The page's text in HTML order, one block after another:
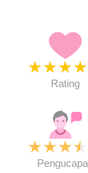
★★★★
Rating
★★★★